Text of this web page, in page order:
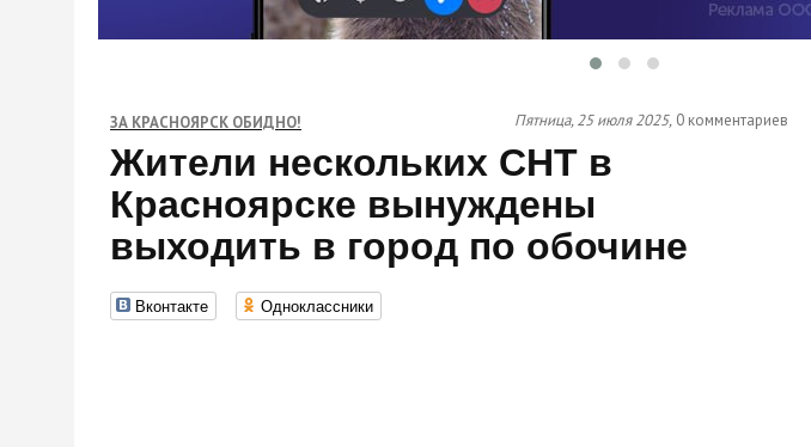
ЗА КРАСНОЯРСК ОБИДНО! Пятница, 25 июля 2025, 0 комментариев
Жители нескольких СНТ в
Красноярске вынуждены
выходить в город по обочине
Вконтакте Одноклассники